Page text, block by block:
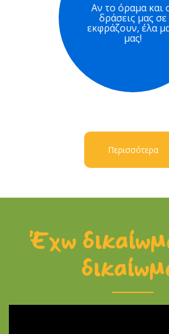
Αν το όραμα και
δράσεις μας σε
εκφράζουν, έλα
μας!
Περισσότερα
Έχω